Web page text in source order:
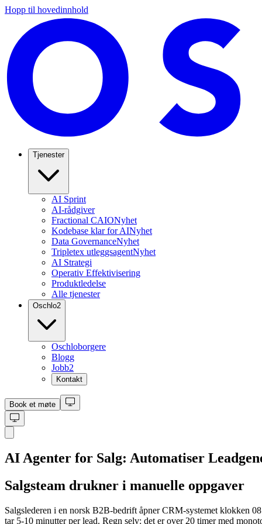
Hopp til hovedinnhold
Tjenester
AI Sprint
AI-rådgiver
Fractional CAIONyhet
Kodebase klar for AINyhet
Data GovernanceNyhet
Tripletex utleggsagentNyhet
AI Strategi
Operativ Effektivisering
Produktledelse
Alle tjenester
Oschlo2
Oschloborgere
Blogg
Jobb2
Kontakt
Book et møte
AI Agenter for Salg: Automatiser
Salgsteam drukner i manuelle oppgaver
Salgslederen i en norsk B2B-bedrift åpner CRM-systemet klokken
tar 5-10 minutter per lead. Regn selv: det er over 20 timer med